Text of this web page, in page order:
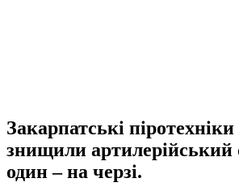
Закарпатські
знищили артилерійський
один – на черзі.